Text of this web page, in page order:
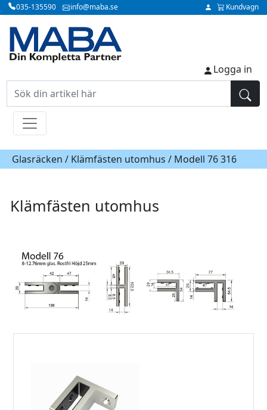
035-135590 info@maba.se Kundvagn
Logga in
Glasräcken / Klämfästen utomhus / Modell 76 316
Klämfästen utomhus